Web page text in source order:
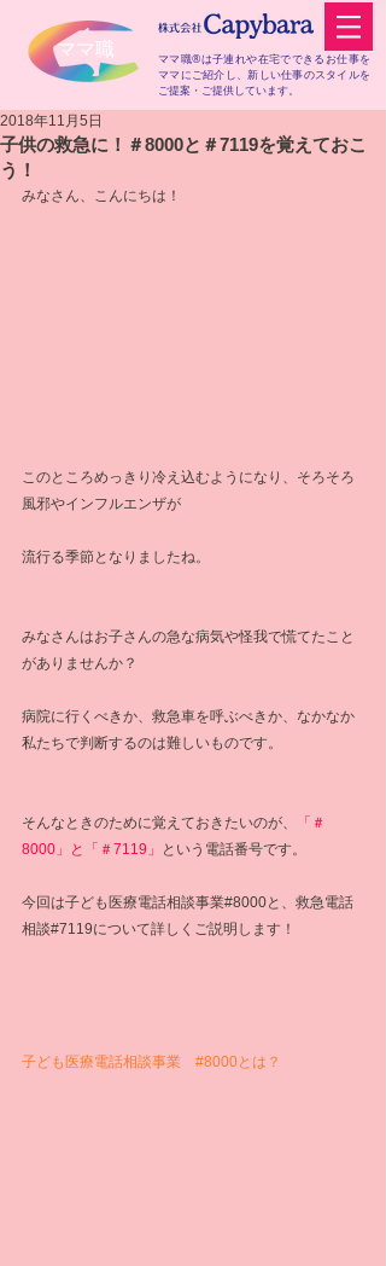
​ママ職
ママ職®は子連れや在宅でできるお仕事を
ママにご紹介し、新しい仕事のスタイルを
ご提案・ご提供しています。
子供の救急に！＃8000と＃7119を覚えておこ
う！
2018年11月5日
みなさん、こんにちは！
このところめっきり冷え込むようになり、そろそろ
風邪やインフルエンザが
流行る季節となりましたね。
みなさんはお子さんの急な病気や怪我で慌てたこと
がありませんか？
病院に行くべきか、救急車を呼ぶべきか、なかなか
私たちで判断するのは難しいものです。
そんなときのために覚えておきたいのが、
「＃
8000」と「＃7119」
という電話番号です。
今回は子ども医療電話相談事業#8000と、救急電話
相談#7119について詳しくご説明します！
子ども医療電話相談事業 #8000とは ？